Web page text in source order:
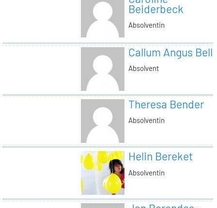
Beiderbeck
Absolventin
Callum Angus Bell
Absolvent
Theresa Bender
Absolventin
Helin Bereket
Absolventin